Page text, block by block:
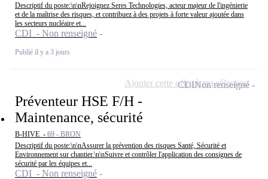
Descriptif du poste:\n\nRejoignez Seres Technologies, acteur majeur de l'ingénierie
et de la maîtrise des risques, et contribuez à des projets à forte valeur ajoutée dans
les secteurs nucléaire et...
CDI - Non renseigné
Publié il y a 3 jours
Préventeur HSE F/H -
Maintenance, sécurité
B-HIVE - 69 - BRON
Descriptif du poste:\n\nAssurer la prévention des risques Santé, Sécurité et
Environnement sur chantier.\n\nSuivre et contrôler l'application des consignes de
sécurité par les équipes et...
CDI - Non renseigné
CDINon renseigné
Ajouter cette offre à ma sélection